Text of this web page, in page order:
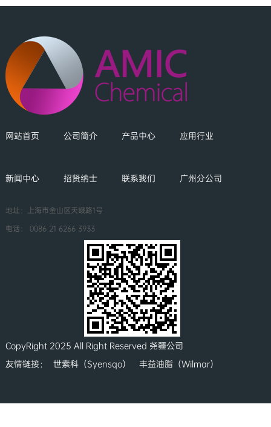
网站首页 公司简介 产品中心 应用行业
新闻中心 招贤纳士 联系我们 广州分公司
地址：上海市金山区天峨路1号
电话： 0086 21 6266 3933
CopyRight 2025 All Right Reserved 尧疆公司
友情链接：
世索科（Syensqo） 丰益油脂（Wilmar）